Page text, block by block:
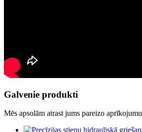
Galvenie produkti
Mēs apsolām atrast jums pareizo aprīkojumu